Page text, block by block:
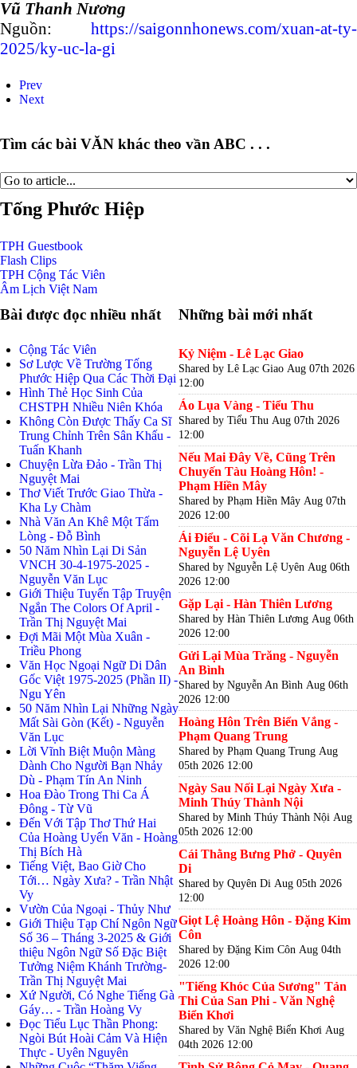
Vũ Thanh Nương
Nguồn: https://saigonnhonews.com/xuan-at-ty-
2025/ky-uc-la-gi
Prev
Next
Tìm các bài VĂN khác theo vần ABC . . .
Tống Phước Hiệp
TPH Guestbook
Flash Clips
TPH Cộng Tác Viên
Âm Lịch Việt Nam
Bài được đọc nhiều nhất
Cộng Tác Viên
Sơ Lược Về Trường Tống
Phước Hiệp Qua Các Thời Đại
Hình Thẻ Học Sinh Của
CHSTPH Nhiều Niên Khóa
Không Còn Được Thấy Ca Sĩ
Trung Chỉnh Trên Sân Khấu -
Tuấn Khanh
Chuyện Lừa Đảo - Trần Thị
Nguyệt Mai
Thơ Viết Trước Giao Thừa -
Kha Ly Chàm
Nhà Văn An Khê Một Tấm
Lòng - Đỗ Bình
50 Năm Nhìn Lại Di Sản
VNCH 30-4-1975-2025 -
Nguyễn Văn Lục
Giới Thiệu Tuyển Tập Truyện
Ngắn The Colors Of April -
Trần Thị Nguyệt Mai
Đợi Mãi Một Mùa Xuân -
Triều Phong
Văn Học Ngoại Ngữ Di Dân
Gốc Việt 1975-2025 (Phần II) -
Ngu Yên
50 Năm Nhìn Lại Những Ngày
Mất Sài Gòn (Kết) - Nguyễn
Văn Lục
Lời Vĩnh Biệt Muộn Màng
Dành Cho Người Bạn Nhảy
Dù - Phạm Tín An Ninh
Hoa Đào Trong Thi Ca Á
Đông - Từ Vũ
Đến Với Tập Thơ Thứ Hai
Của Hoàng Uyển Văn - Hoàng
Thị Bích Hà
Tiếng Việt, Bao Giờ Cho
Tới… Ngày Xưa? - Trần Nhật
Vy
Vườn Của Ngoại - Thủy Như
Giới Thiệu Tạp Chí Ngôn Ngữ
Số 36 – Tháng 3-2025 & Giới
thiệu Ngôn Ngữ Số Đặc Biệt
Tưởng Niệm Khánh Trường-
Trần Thị Nguyệt Mai
Xứ Người, Có Nghe Tiếng Gà
Gáy… - Trần Hoàng Vy
Đọc Tiểu Lục Thần Phong:
Ngòi Bút Hoài Cảm Và Hiện
Thực - Uyên Nguyên
Những bài mới nhất
Kỷ Niệm - Lê Lạc Giao
Shared by Lê Lạc Giao Aug 07th 2026
12:00
Áo Lụa Vàng - Tiểu Thu
Shared by Tiểu Thu Aug 07th 2026
12:00
Nếu Mai Đây Về, Cũng Trên
Chuyến Tàu Hoàng Hôn! -
Phạm Hiền Mây
Shared by Phạm Hiền Mây Aug 07th
2026 12:00
Ái Điểu - Cõi Lạ Văn Chương -
Nguyễn Lệ Uyên
Shared by Nguyễn Lệ Uyên Aug 06th
2026 12:00
Gặp Lại - Hàn Thiên Lương
Shared by Hàn Thiên Lương Aug 06th
2026 12:00
Gửi Lại Mùa Trăng - Nguyễn
An Bình
Shared by Nguyễn An Bình Aug 06th
2026 12:00
Hoàng Hôn Trên Biển Vắng -
Phạm Quang Trung
Shared by Phạm Quang Trung Aug
05th 2026 12:00
Ngày Sau Nối Lại Ngày Xưa -
Minh Thúy Thành Nội
Shared by Minh Thúy Thành Nội Aug
05th 2026 12:00
Cái Thằng Bưng Phở - Quyên
Di
Shared by Quyên Di Aug 05th 2026
12:00
Giọt Lệ Hoàng Hôn - Đặng Kim
Côn
Shared by Đặng Kim Côn Aug 04th
2026 12:00
"Tiếng Khóc Của Sương" Tản
Thi Của San Phi - Văn Nghệ
Biển Khơi
Shared by Văn Nghệ Biển Khơi Aug
04th 2026 12:00